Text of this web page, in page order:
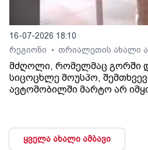
16-07-2026 18:10
რეგიონი
• თრიალეთის ახალი
მძღოლი, რომელმაც გორში
სიცოცხლე მოუსპო,
ავტომობილში მარტო არ
ყველა ახალი ამბავი